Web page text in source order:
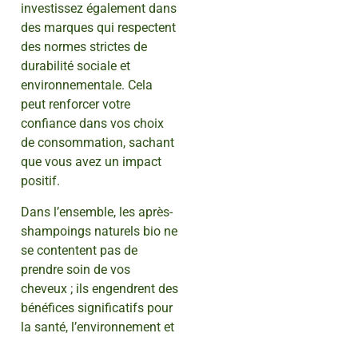
investissez également dans
des marques qui respectent
des normes strictes de
durabilité sociale et
environnementale. Cela
peut renforcer votre
confiance dans vos choix
de consommation, sachant
que vous avez un impact
positif.
Dans l’ensemble, les après-
shampoings naturels bio ne
se contentent pas de
prendre soin de vos
cheveux ; ils engendrent des
bénéfices significatifs pour
la santé, l’environnement et